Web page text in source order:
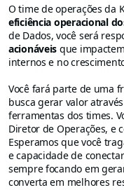
O time de operações da
eficiência operacional
de Dados, você será
acionáveis que
internos e no
Você fará parte de uma
busca gerar valor
ferramentas dos times.
Diretor de Operações, e
Esperamos que você
e capacidade de
sempre focando em
converta em melhores